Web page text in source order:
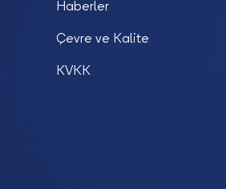
Haberler
Çevre ve Kalite
KVKK